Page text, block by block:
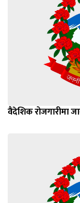
वैदेशिक रोजगारीमा